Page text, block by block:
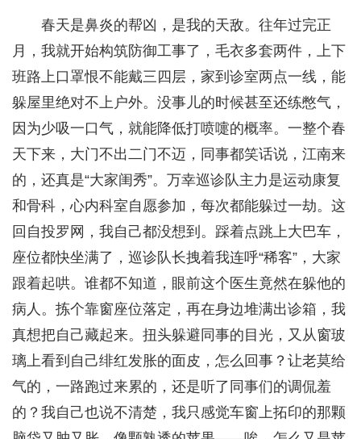
春天是鼻炎的帮凶，是我的天敌。往年过完正
月，我就开始构筑防御工事了，毛衣多套两件，上下
班路上口罩恨不能戴三四层，家到诊室两点一线，能
躲屋里绝对不上户外。没事儿的时候甚至还练憋气，
因为少吸一口气，就能降低打喷嚏的概率。一整个春
天下来，大门不出二门不迈，同事都笑话说，江南来
的，还真是“大家闺秀”。万幸巡诊队主力是运动康复
和骨科，心内科室自愿参加，每次都能躲过一劫。这
回自投罗网，我自己都没想到。踩着点跳上大巴车，
座位都快坐满了，巡诊队长拽着我连呼“稀客”，大家
跟着起哄。谁都不知道，眼前这个医生竟然在躲他的
病人。拣个靠窗座位落定，再在身边堆满出诊箱，我
真想把自己藏起来。扭头躲避同事的目光，又从窗玻
璃上看到自己绯红发胀的面皮，怎么回事？让老莫给
气的，一路跑过来累的，还是听了同事们的调侃羞
的？我自己也说不清楚，我只感觉车窗上拓印的那颗